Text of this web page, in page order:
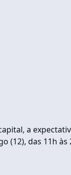
a
(12), das 11h às